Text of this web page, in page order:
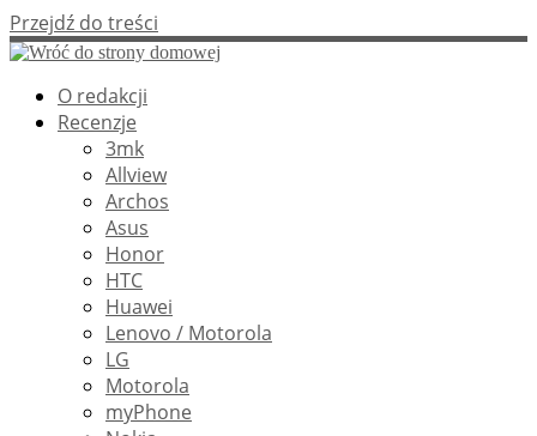
Przejdź do treści
O redakcji
Recenzje
3mk
Allview
Archos
Asus
Honor
HTC
Huawei
Lenovo / Motorola
LG
Motorola
myPhone